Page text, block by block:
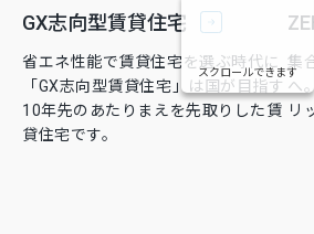
GX志向型賃貸住宅
省エネ性能で賃貸住宅を選ぶ時代に
「GX志向型賃貸住宅」は国が目指す
10年先のあたりまえを先取りした賃
貸住宅です。
集
へ
リ
スクロールできます